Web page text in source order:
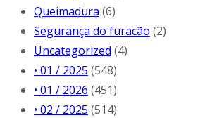
Queimadura (6)
Segurança do furacão (2)
Uncategorized (4)
• 01 / 2025 (548)
• 01 / 2026 (451)
• 02 / 2025 (514)